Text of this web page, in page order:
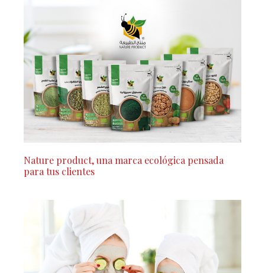
Nature product, una marca ecológica pensada
para tus clientes